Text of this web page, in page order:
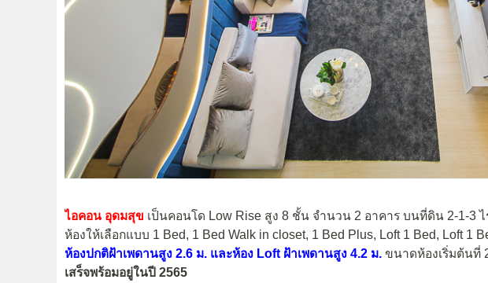
ไอคอน อุดมสุข เป็นคอนโด Low Rise สูง 8 ชั้น จำนวน 2 อาคาร บนที่ดิน 2-1-3
ห้องให้เลือกแบบ 1 Bed, 1 Bed Walk in closet, 1 Bed Plus, Loft 1 Bed, Loft 1
ห้องปกติฝ้าเพดานสูง 2.6 ม. และห้อง Loft ฝ้าเพดานสูง 4.2 ม. ขนาดห้องเริ่มต้นที่
เสร็จพร้อมอยู่ในปี 2565